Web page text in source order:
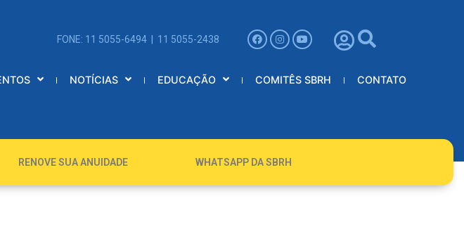
FONE: 11 5055-6494 | 11 5055-2438
NOTÍCIAS EDUCAÇÃO COMITÊS SBRH CONTATO
RENOVE SUA ANUIDADE WHATSAPP DA SBRH